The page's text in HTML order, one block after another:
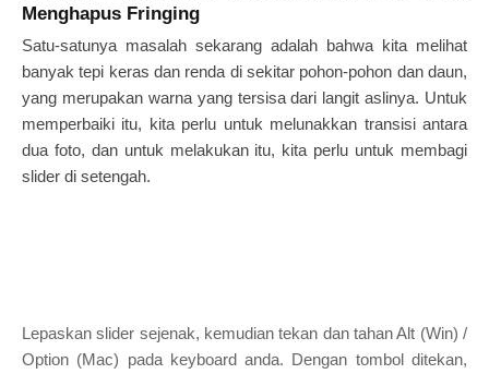
Menghapus Fringing
Satu-satunya masalah sekarang adalah bahwa kita melihat
banyak tepi keras dan renda di sekitar pohon-pohon dan daun,
yang merupakan warna yang tersisa dari langit aslinya. Untuk
memperbaiki itu, kita perlu untuk melunakkan transisi antara
dua foto, dan untuk melakukan itu, kita perlu untuk membagi
slider di setengah.
Lepaskan slider sejenak, kemudian tekan dan tahan Alt (Win) /
Option (Mac) pada keyboard anda. Dengan tombol ditekan,